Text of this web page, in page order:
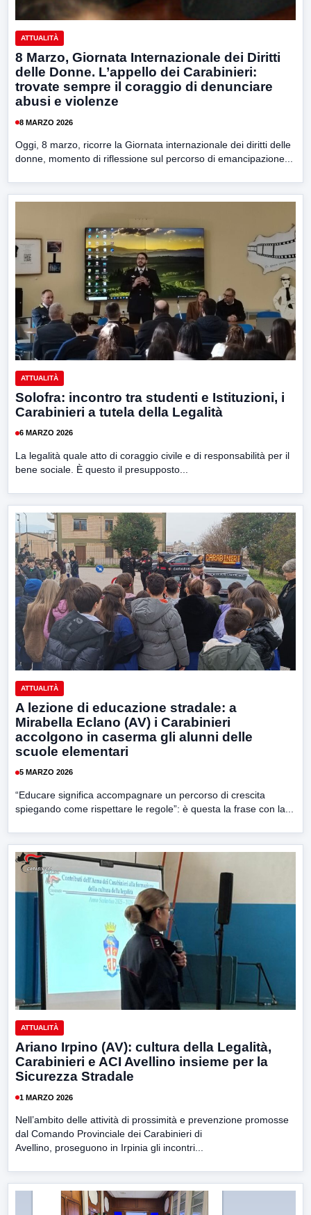
ATTUALITÀ
8 Marzo, Giornata Internazionale dei Diritti
delle Donne. L’appello dei Carabinieri:
trovate sempre il coraggio di denunciare
abusi e violenze
8 MARZO 2026
Oggi, 8 marzo, ricorre la Giornata internazionale dei diritti delle
donne, momento di riflessione sul percorso di emancipazione...
ATTUALITÀ
Solofra: incontro tra studenti e Istituzioni, i
Carabinieri a tutela della Legalità
6 MARZO 2026
La legalità quale atto di coraggio civile e di responsabilità per il
bene sociale. È questo il presupposto...
ATTUALITÀ
A lezione di educazione stradale: a
Mirabella Eclano (AV) i Carabinieri
accolgono in caserma gli alunni delle
scuole elementari
5 MARZO 2026
“Educare significa accompagnare un percorso di crescita
spiegando come rispettare le regole”: è questa la frase con la...
ATTUALITÀ
Ariano Irpino (AV): cultura della Legalità,
Carabinieri e ACI Avellino insieme per la
Sicurezza Stradale
1 MARZO 2026
Nell’ambito delle attività di prossimità e prevenzione promosse
dal Comando Provinciale dei Carabinieri di
Avellino, proseguono in Irpinia gli incontri...